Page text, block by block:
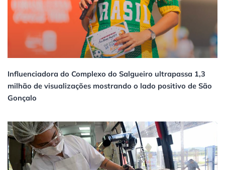
Influenciadora do Complexo do Salgueiro ultrapassa 1,3
milhão de visualizações mostrando o lado positivo de São
Gonçalo